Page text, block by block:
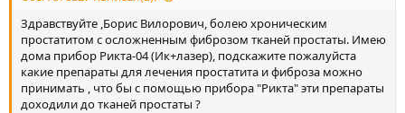
Здравствуйте ,Борис Вилорович, болею хроническим
простатитом с осложненным фиброзом тканей простаты. Имею
дома прибор Рикта-04 (Ик+лазер), подскажите пожалуйста
какие препараты для лечения простатита и фиброза можно
принимать , что бы с помощью прибора "Рикта" эти препараты
доходили до тканей простаты ?